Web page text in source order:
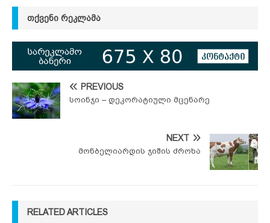
ᲗᲥᲕᲔᲜᲘ ᲠᲔᲙᲚᲐᲛᲐ
PREVIOUS
სოინჯი – დეკორატიული მცენარე
NEXT
მონბელიარდის ჯიშის ძროხა
RELATED ARTICLES